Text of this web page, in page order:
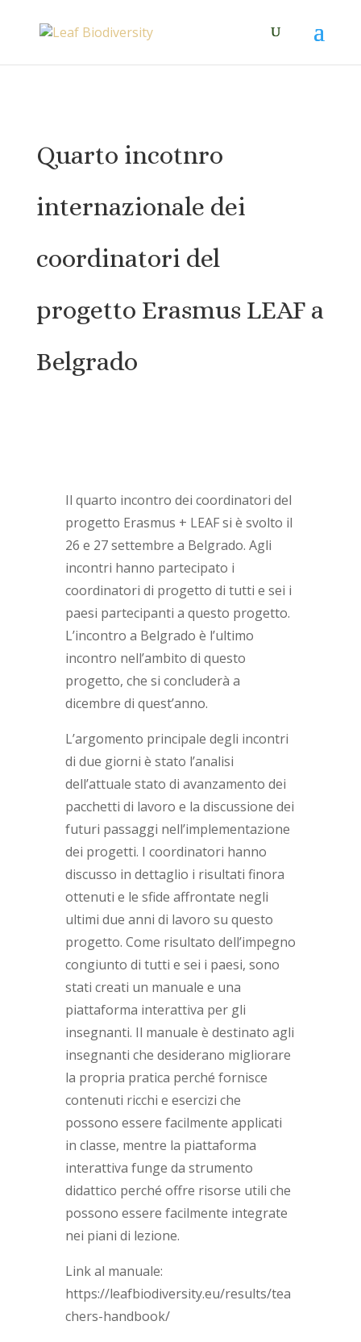
Quarto incotnro
internazionale dei
coordinatori del
progetto Erasmus LEAF a
Belgrado
Il quarto incontro dei coordinatori del
progetto Erasmus + LEAF si è svolto il
26 e 27 settembre a Belgrado. Agli
incontri hanno partecipato i
coordinatori di progetto di tutti e sei i
paesi partecipanti a questo progetto.
L’incontro a Belgrado è l’ultimo
incontro nell’ambito di questo
progetto, che si concluderà a
dicembre di quest’anno.
L’argomento principale degli incontri
di due giorni è stato l’analisi
dell’attuale stato di avanzamento dei
pacchetti di lavoro e la discussione dei
futuri passaggi nell’implementazione
dei progetti. I coordinatori hanno
discusso in dettaglio i risultati finora
ottenuti e le sfide affrontate negli
ultimi due anni di lavoro su questo
progetto. Come risultato dell’impegno
congiunto di tutti e sei i paesi, sono
stati creati un manuale e una
piattaforma interattiva per gli
insegnanti. Il manuale è destinato agli
insegnanti che desiderano migliorare
la propria pratica perché fornisce
contenuti ricchi e esercizi che
possono essere facilmente applicati
in classe, mentre la piattaforma
interattiva funge da strumento
didattico perché offre risorse utili che
possono essere facilmente integrate
nei piani di lezione.
Link al manuale:
https://leafbiodiversity.eu/results/tea
chers-handbook/